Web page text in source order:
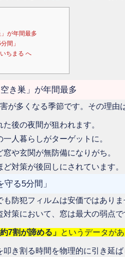
が年間最多
間」
ちまる へ
き巣」が年間最多
が多くなる季節です。その理由
た後の夜間が狙われます。
人暮らしがターゲットに。
窓や玄関が無防備になりがち。
ど対策が後回しにされています。
る5分間」
防犯フィルムは安価ではありま
策において、窓は最大の弱点で
7割が諦める」 というデータがあ
き割る時間を物理的に引き延